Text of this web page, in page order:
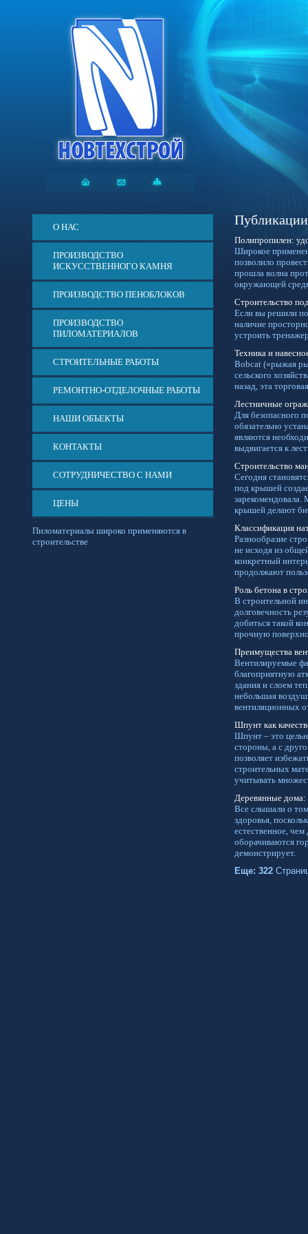
О НАС
ПРОИЗВОДСТВО
ИСКУССТВЕННОГО КАМНЯ
ПРОИЗВОДСТВО ПЕНОБЛОКОВ
ПРОИЗВОДСТВО
ПИЛОМАТЕРИАЛОВ
СТРОИТЕЛЬНЫЕ РАБОТЫ
РЕМОНТНО-ОТДЕЛОЧНЫЕ РАБОТЫ
НАШИ ОБЪЕКТЫ
КОНТАКТЫ
СОТРУДНИЧЕСТВО С НАМИ
ЦЕНЫ
Пиломатериалы широко применяются в
строительстве
Публикации
Полипропилен:
Широкое
позволило
прошла волна
окружающей
Строительство
Если вы решили
наличие
устроить
Техника и
Bobcat («рыжая
сельского
назад, эта
Лестничные
Для безопасного
обязательно
являются
выдвигается к
Строительство
Сегодня
под крышей
крышей делают
Классификация
Разнообразие
не исходя из
конкретный
продолжают
Роль бетона в
В строительной
долговечность
добиться такой
прочную
Преимущества
Вентилируемые
благоприятную
здания и слоем
небольшая
вентиляционных
Шпунт как
Шпунт – это
стороны, а с
позволяет
строительных
учитывать
Деревянные дома:
Все слышали о
здоровья,
естественное,
оборачиваются
демонстрирует.
Еще: 322